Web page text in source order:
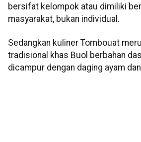
bersifat kelompok atau dimiliki
masyarakat, bukan individual.
Sedangkan kuliner Tombouat
tradisional khas Buol berbahan
dicampur dengan daging ayam